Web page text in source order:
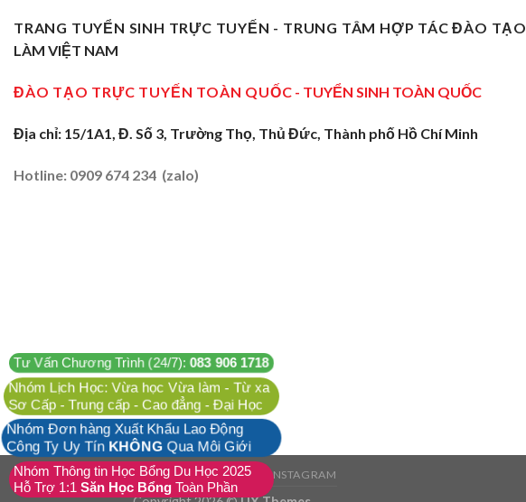
TRANG TUYỂN SINH TRỰC TUYẾN - TRUNG TÂM HỢP TÁC ĐÀO TẠO
LÀM VIỆT NAM
ĐÀO TẠO TRỰC TUYẾN TOÀN QUỐC - TUYỂN SINH TOÀN QUỐC
Địa chỉ: 15/1A1, Đ. Số 3, Trường Thọ, Thủ Đức, Thành phố Hồ Chí Minh
Hotline: 0909 674 234 (zalo)
FACEBOOK TWITTER INSTAGRAM
Tư Vấn Chương Trình (24/7): 083 906 1718
Nhóm Lịch Học: Vừa học Vừa làm - Từ xa
Sơ Cấp - Trung cấp - Cao đẳng - Đại Học
Đơn hàng Xuất Khẩu Lao Động
Ty Uy Tín KHÔNG Qua Môi Giới
Nhóm Thông tin Học Bổng Du Học 2025
Hỗ Trợ 1:1 Săn Học Bổng Toàn Phần